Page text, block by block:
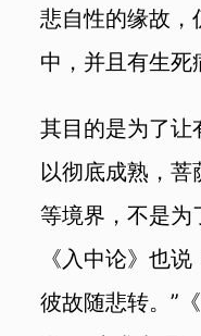
悲自性的缘故，
中，并且有生死
其目的是为了让
以彻底成熟，
等境界，不是为
《入中论》也
彼故随悲转。”